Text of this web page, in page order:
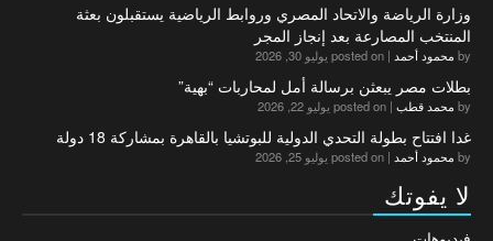
وزارة الرياضة والاتحاد المصري وروابط الرياضية يستقبلون بعثة
المنتخب المصارعة بعد إنجاز المجر
by محمود أحمد | posted on يوليو 30, 2026
بطلات مصر يبعثن برسالة أمل لمحاربات “بهية”
by محمد قطب | posted on يوليو 22, 2026
غدا افتتاح بطولة التحدي الدولية للبوتشيا بالقاهرة بمشاركة 18 دولة
by محمود أحمد | posted on يوليو 25, 2026
لا يفوتك